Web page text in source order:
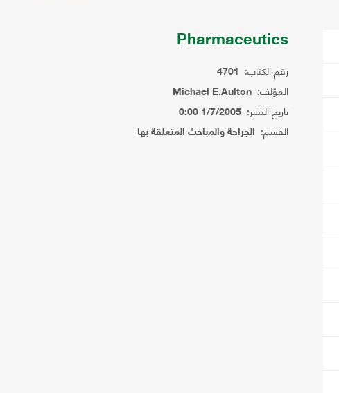
Pharmaceutics
رقم الكتاب: 4701
المؤلف: Michael E.Aulton
تاريخ النشر: 1/7/2005 0:00
القسم: الجراحة والمباحث المتعلقة بها